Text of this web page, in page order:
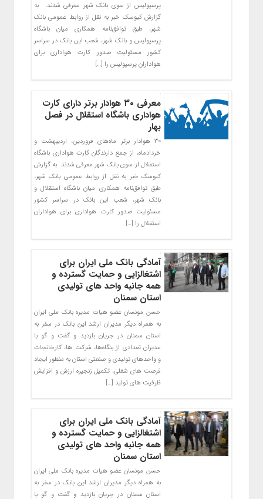
پرسپولیس از سوی بانک‌ شهر معرفی شدند. به
گزارش کیوسک خبر به نقل از روابط عمومی بانک
شهر، طبق توافق‌نامه همکاری میان باشگاه
پرسپولیس و بانک شهر، شعب این بانک در سراسر
کشور مسئولیت صدور کارت هواداری برای
هواداران پرسپولیس را […]
معرفی ۳۰ هوادار برتر دارای کارت
هواداری باشگاه استقلال در فصل
بهار
۳۰ هوادار برتر ماه‌های فروردین، اردیبهشت و
خردادماه، از جمع دارندگان کارت هواداری باشگاه
استقلال از سوی بانک‌ شهر معرفی شدند. به گزارش
کیوسک خبر به نقل از روابط عمومی بانک شهر،
طبق توافق‌نامه همکاری میان باشگاه استقلال و
بانک شهر، شعب این بانک در سراسر کشور
مسئولیت صدور کارت هواداری برای هواداران
استقلال را […]
آمادگی بانک ملی ایران برای
اشتغالزایی و حمایت گسترده و
همه جانبه واحد های تولیدی
استان سمنان
حسن مونسان عضو هیات مدیره بانک ملی ایران
به همراه دیگر مدیران ارشد این بانک در سفر به
استان سمنان در جریان بازدید و گفت و گو با
مدیران تعدادی از بنگاه‌ها، شرکت ها، کارخانجات
و واحدهای تولیدی و صنعتی استان به منظور ایجاد
فرصت های شغلی، تکمیل زنجیره ارزش و افزایش
ظرفیت های تولید […]
آمادگی بانک ملی ایران برای
اشتغالزایی و حمایت گسترده و
همه جانبه واحد های تولیدی
استان سمنان
حسن مونسان عضو هیات مدیره بانک ملی ایران
به همراه دیگر مدیران ارشد این بانک در سفر به
استان سمنان در جریان بازدید و گفت و گو با